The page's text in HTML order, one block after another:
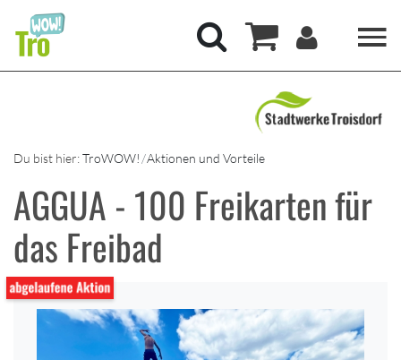
Hauptregion der Seite anspringen
SuchenWarenkorb
Mein
Du bist hier:TroWOW! Aktionen und Vorteile
AGGUA - 100 Freikarten für
das Freibad